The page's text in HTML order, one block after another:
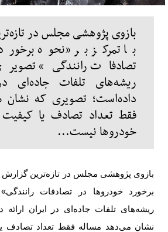
بازوی پژوهشی مجلس در
با تمرکز بر «نحوه
تصادفات رانندگی»
ریشه‌های تلفات جاده‌ای
داده‌است؛ تصویری که
فقط تعداد تصادف یا
خودروها نیست...
بازوی پژوهشی مجلس در تازه‌ترین گزارش
برخورد خودروها در تصادفات
ریشه‌های تلفات جاده‌ای در ایران
نشان می‌دهد مساله فقط تعداد تصادف